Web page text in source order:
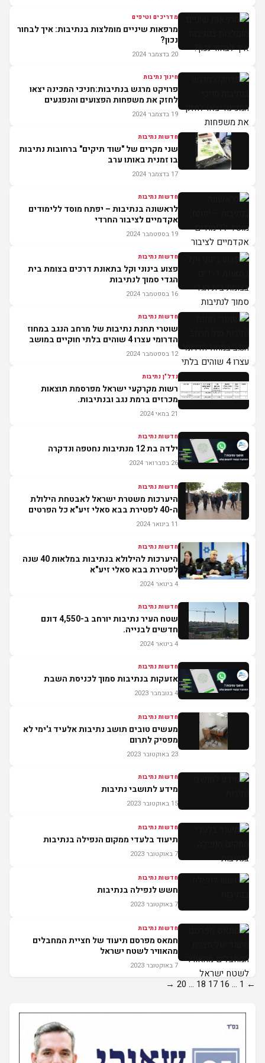
מדריכים וטיפים
מרפאות שיניים מומלצות בנתיבות: איך לבחור
נכון?
20 בדצמבר 2024
חינוך נתיבות
פרויקט מרגש בנתיבות:חניכי המכינה יצאו
לחזק את משפחות הפצועים והנפגעים
19 בדצמבר 2024
חדשות נתיבות
שני מקרים של "שוד תיקים" ברחובות נתיבות
בו זמנית באותו ערב
17 בדצמבר 2024
חדשות נתיבות
לראשונה בנתיבות – יפתח מוסד ללימודים
אקדמיים לציבור החרדי
19 בספטמבר 2024
חדשות נתיבות
פצוע בינוני וקל בתאונת דרכים בצומת בית
הגדי סמוך לנתיבות
16 בספטמבר 2024
חדשות נתיבות
שוטרי תחנת נתיבות של מרחב הנגב במחוז
הדרומי עצרו 4 שוהים בלתי חוקיים במושב
כפר מימון.
12 בספטמבר 2024
נדל"ן נתיבות
רשות מקרקעי ישראל מפרסמת תוצאות
מכרזים ברמת נגב ובנתיבות.
21 במאי 2024
חדשות נתיבות
ילדה בת 12 מנתיבות נחטפה ונדקרה
26 בפברואר 2024
חדשות נתיבות
היערכות משטרת ישראל לאבטחת הילולת
ה-40 לפטירת בבא סאלי זיע"א כל הפרטים
המלאים.
11 בינואר 2024
חדשות נתיבות
היערכות להילולא בנתיבות במלאות 40 שנה
לפטירת בבא סאלי זיע"א
4 בינואר 2024
חדשות נתיבות
שטח העיר נתיבות יורחב ב-4,550 דונם
חדשים לבנייה.
4 בינואר 2024
חדשות נתיבות
אזעקות בנתיבות סמוך לכניסת השבת
4 בנובמבר 2023
חדשות נתיבות
מעשים טובים תושב נתיבות אלעיד ג'ימי לא
מפסיק לתרום
23 באוקטובר 2023
חדשות נתיבות
מידע לתושבי נתיבות
15 באוקטובר 2023
חדשות נתיבות
תיעוד בלעדי ממקום הנפילה בנתיבות
7 באוקטובר 2023
חדשות נתיבות
חשש לנפילה בנתיבות
7 באוקטובר 2023
חדשות נתיבות
חמאס מפרסם תיעוד של חציית המחבלים
מהאוויר לשטח ישראל
7 באוקטובר 2023
Posts
pagination
←
1
…
16
17
18
…
20
→